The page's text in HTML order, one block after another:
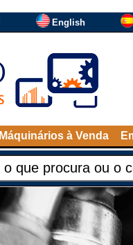
English
Máquinários à Venda